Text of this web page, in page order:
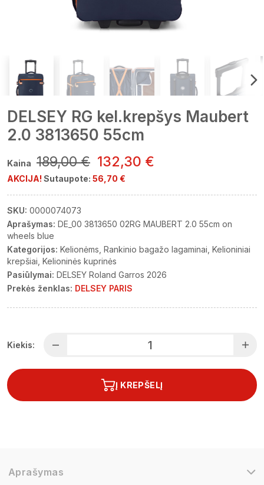
DELSEY RG kel.krepšys Maubert
2.0 3813650 55cm
Kaina 189,00 € 132,30 €
AKCIJA! Sutaupote: 56,70 €
SKU: 0000074073
Aprašymas: DE_00 3813650 02RG MAUBERT 2.0 55cm on
wheels blue
Kategorijos: Kelionėms Rankinio bagažo lagaminai Kelioniniai
krepšiai Kelioninės kuprinės
Pasiūlymai: DELSEY Roland Garros 2026
Prekės ženklas: DELSEY PARIS
Kiekis:
Į KREPŠELĮ
Aprašymas